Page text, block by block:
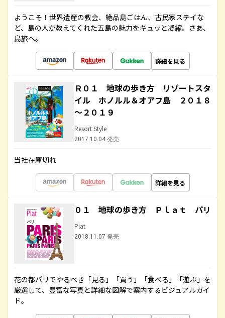
ようこそ！世界遺産の教会、絶品島ごはん、古民家ステイな
ど、島の人が教えてくれた五島の魅力をギュッと凝縮。さあ、
島旅へ。
詳細を見る
Ｒ０１ 地球の歩き方 リゾートスタ
イル ホノルル＆オアフ島 ２０１８
～２０１９
Resort Style
2017.10.04 発売
当社在庫切れ
詳細を見る
０１ 地球の歩き方 Ｐｌａｔ パリ
Plat
2018.11.07 発売
花の都パリでやるべき「見る」「買う」「食べる」「遊ぶ」を
厳選して、豊富な写真と詳細な図解で案内するビジュアルガイ
ド。